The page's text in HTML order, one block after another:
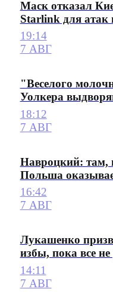
Маск отказал
Starlink для атак
19:14
7 АВГ
"Веселого
Уолкера
18:12
7 АВГ
Навроцкий: там,
Польша
16:42
7 АВГ
Лукашенко
избы, пока все
14:11
7 АВГ